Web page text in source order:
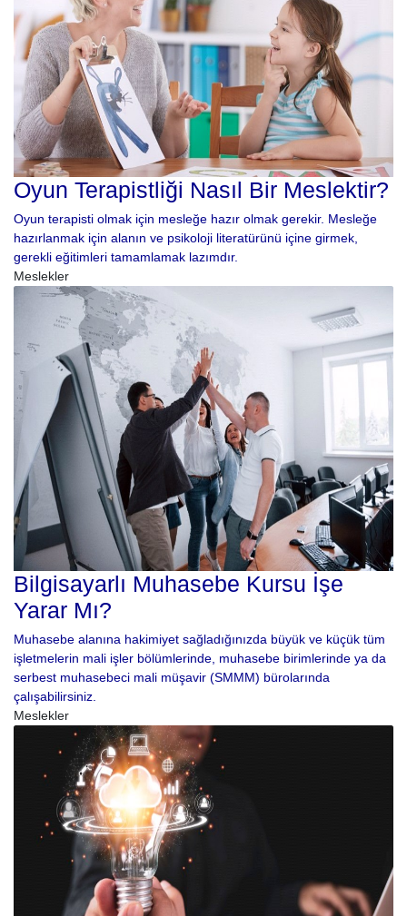
Oyun Terapistliği Nasıl Bir Meslektir?
Oyun terapisti olmak için mesleğe hazır olmak gerekir. Mesleğe
hazırlanmak için alanın ve psikoloji literatürünü içine girmek,
gerekli eğitimleri tamamlamak lazımdır.
Meslekler
Bilgisayarlı Muhasebe Kursu İşe
Yarar Mı?
Muhasebe alanına hakimiyet sağladığınızda büyük ve küçük tüm
işletmelerin mali işler bölümlerinde, muhasebe birimlerinde ya da
serbest muhasebeci mali müşavir (SMMM) bürolarında
çalışabilirsiniz.
Meslekler